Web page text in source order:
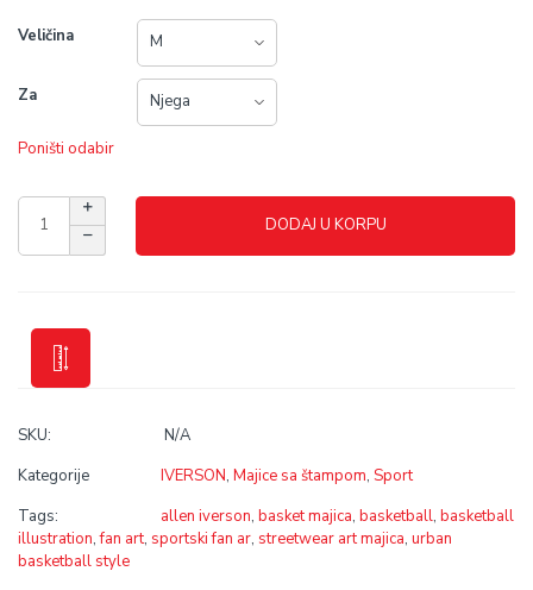
Veličina
Za
Poništi odabir
DODAJ U KORPU
SKU:
N/A
Kategorije
IVERSON, Majice sa štampom, Sport
Tags:
allen iverson, basket majica, basketball, basketball
illustration,fan art, sportski fan ar, streetwear art majica, urban
basketball style